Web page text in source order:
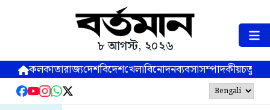
৮ আগস্ট, ২০২৬
কলকাতারাজ্যদেশবিদেশখেলাবিনোদনব্যবসাসম্পাদকীয়